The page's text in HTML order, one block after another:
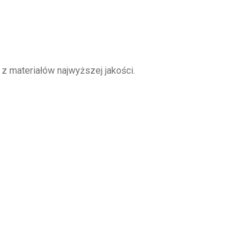
z materiałów najwyższej jakości.